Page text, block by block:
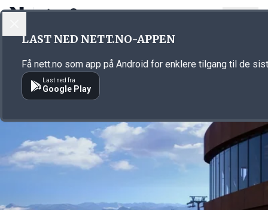
Annonsørinnhold
LAST NED NETT.NO-APPEN
Få nett.no som app på Android for enklere tilgang til de
Last ned fra
Google Play